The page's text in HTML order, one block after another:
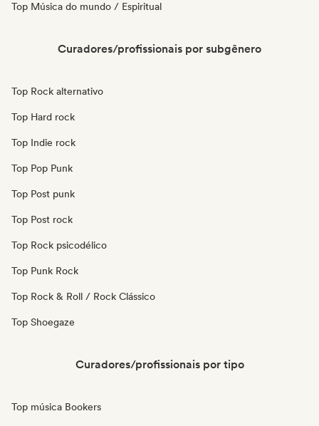
Top Música do mundo / Espiritual
Curadores/profissionais por subgênero
Top Rock alternativo
Top Hard rock
Top Indie rock
Top Pop Punk
Top Post punk
Top Post rock
Top Rock psicodélico
Top Punk Rock
Top Rock & Roll / Rock Clássico
Top Shoegaze
Curadores/profissionais por tipo
Top música Bookers